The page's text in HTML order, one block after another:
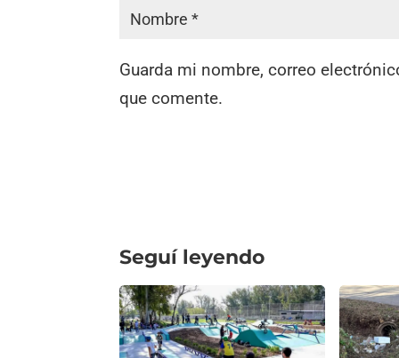
Guarda mi nombre, correo
que comente.
Seguí leyendo